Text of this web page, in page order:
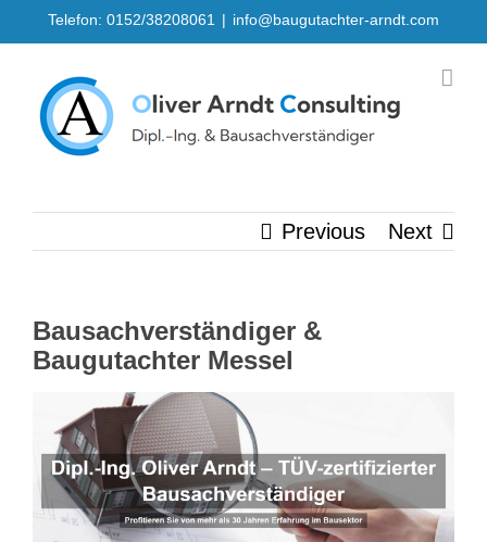
to
content
Telefon: 0152/38208061 | info@baugutachter-arndt.com
Previous Next
Bausachverständiger &
Baugutachter Messel